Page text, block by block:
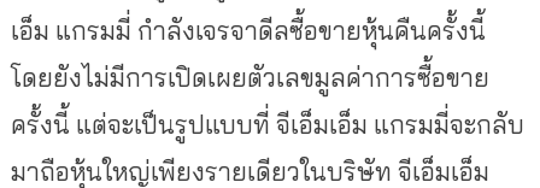
เอ็ม แกรมมี่ กำลังเจรจาดีลซื้อขายหุ้นคืนครั้งนี้
โดยยังไม่มีการเปิดเผยตัวเลขมูลค่าการซื้อขาย
ครั้งนี้ แต่จะเป็นรูปแบบที่ จีเอ็มเอ็ม แกรมมี่จะกลับ
มาถือหุ้นใหญ่เพียงรายเดียวในบริษัท จีเอ็มเอ็ม